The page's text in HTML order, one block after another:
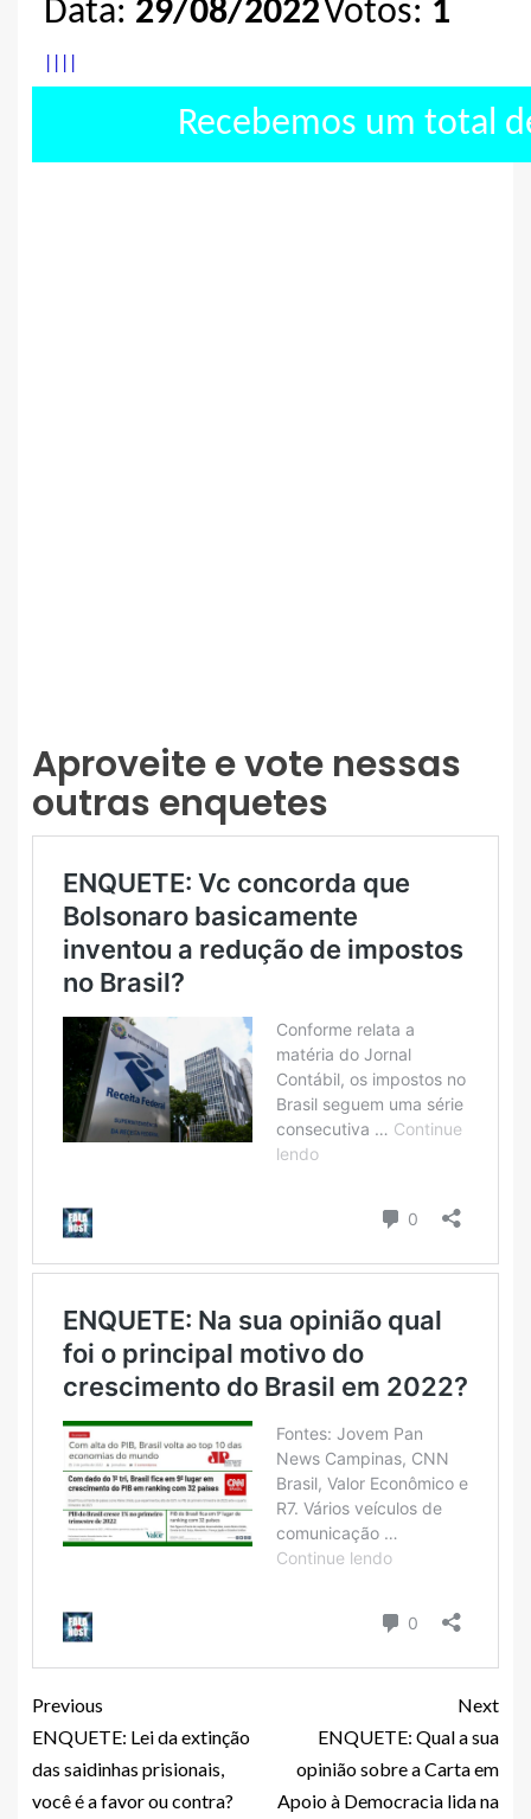
Data: 29/08/2022Votos: 1
Recebemos um total
Aproveite e vote nessas
outras enquetes
Previous
ENQUETE: Lei da extinção
das saidinhas prisionais,
você é a favor ou contra?
Next
ENQUETE: Qual a sua
opinião sobre a Carta em
Apoio à Democracia lida na